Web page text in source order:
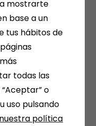
EVENTOS, DÍAS
mostrarte
base a un
tus hábitos de
todas las
o
uso pulsando
política